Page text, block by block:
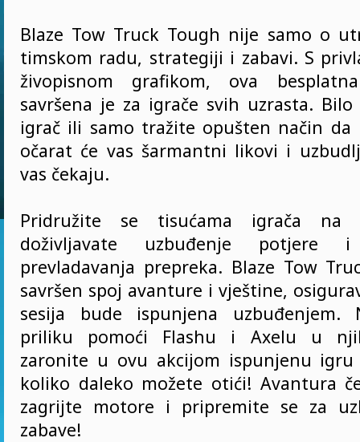
Blaze Tow Truck Tough nije samo o
timskom radu, strategiji i zabavi. S
živopisnom grafikom, ova
savršena je za igrače svih uzrasta.
igrač ili samo tražite opušten način da
očarat će vas šarmantni likovi i
vas čekaju.
Pridružite se tisućama igrača na
doživljavate uzbuđenje potjere i
prevladavanja prepreka. Blaze Tow
savršen spoj avanture i vještine,
sesija bude ispunjena uzbuđenjem.
priliku pomoći Flashu i Axelu u
zaronite u ovu akcijom ispunjenu
koliko daleko možete otići! Avantura
zagrijte motore i pripremite se za
zabave!